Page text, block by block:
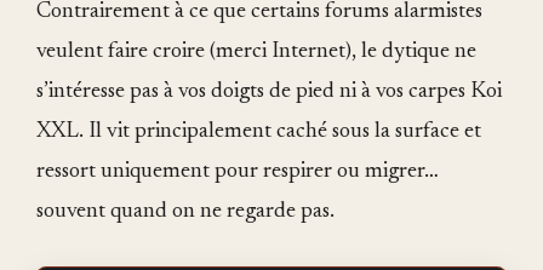
Contrairement à ce que certains forums alarmistes
veulent faire croire (merci Internet), le dytique ne
s’intéresse pas à vos doigts de pied ni à vos carpes Koi
XXL. Il vit principalement caché sous la surface et
ressort uniquement pour respirer ou migrer…
souvent quand on ne regarde pas.